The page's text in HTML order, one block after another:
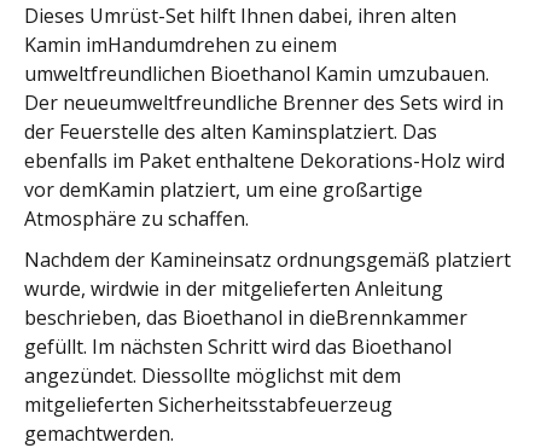
Dieses Umrüst-Set hilft Ihnen dabei, ihren alten
Kamin imHandumdrehen zu einem
umweltfreundlichen Bioethanol Kamin umzubauen.
Der neueumweltfreundliche Brenner des Sets wird in
der Feuerstelle des alten Kaminsplatziert. Das
ebenfalls im Paket enthaltene Dekorations-Holz wird
vor demKamin platziert, um eine großartige
Atmosphäre zu schaffen.
Nachdem der Kamineinsatz ordnungsgemäß platziert
wurde, wirdwie in der mitgelieferten Anleitung
beschrieben, das Bioethanol in dieBrennkammer
gefüllt. Im nächsten Schritt wird das Bioethanol
angezündet. Diessollte möglichst mit dem
mitgelieferten Sicherheitsstabfeuerzeug
gemachtwerden.